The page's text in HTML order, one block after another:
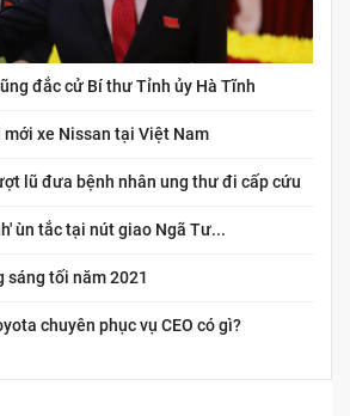
đắc cử Bí thư Tỉnh ủy Hà Tĩnh
mới xe Nissan tại Việt Nam
lũ đưa bệnh nhân ung thư đi cấp cứu
ùn tắc tại nút giao Ngã Tư...
sáng tối năm 2021
chuyên phục vụ CEO có gì?